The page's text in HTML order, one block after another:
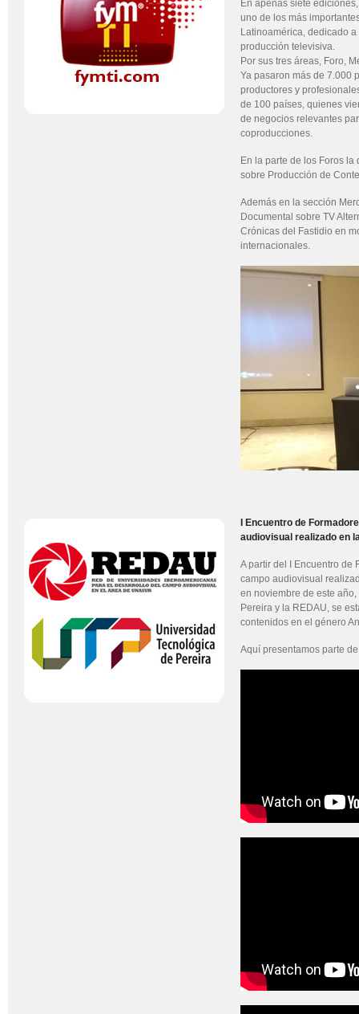
En apenas siete
uno de los más
Latinoamérica, dedicado
producción televisiva.
Por sus tres áreas, Foro,
Ya pasaron más de 7.000
productores y
de 100 países, quienes
de negocios relevantes
coproducciones.
En la parte de los Foros
sobre Producción de
Además en la sección
Documental sobre TV
Crónicas del Fastidio en
internacionales.
I Encuentro de
audiovisual realizado en
A partir del I Encuentro de
campo audiovisual
en noviembre de este
Pereira y la REDAU, se
contenidos en el género
Aquí presentamos parte